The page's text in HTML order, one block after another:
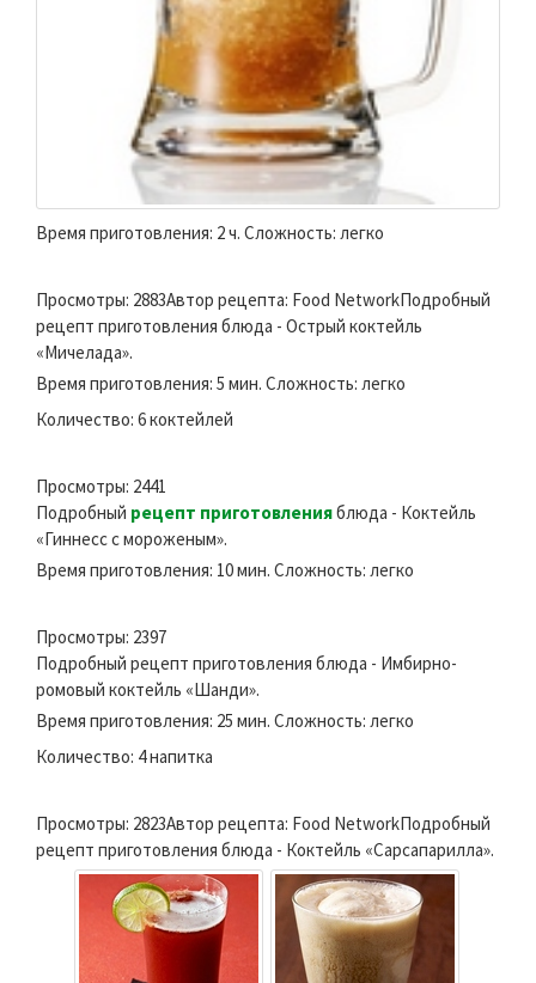
Время приготовления: 2 ч. Сложность: легко
Просмотры: 2883Автор рецепта: Food NetworkПодробный
рецепт приготовления блюда - Острый коктейль
«Мичелада».
Время приготовления: 5 мин. Сложность: легко
Количество: 6 коктейлей
Просмотры: 2441
Подробный рецепт приготовленияблюда - Коктейль
«Гиннесс с мороженым».
Время приготовления: 10 мин. Сложность: легко
Просмотры: 2397
Подробный рецепт приготовления блюда - Имбирно-
ромовый коктейль «Шанди».
Время приготовления: 25 мин. Сложность: легко
Количество: 4 напитка
Просмотры: 2823Автор рецепта: Food NetworkПодробный
рецепт приготовления блюда - Коктейль «Сарсапарилла».